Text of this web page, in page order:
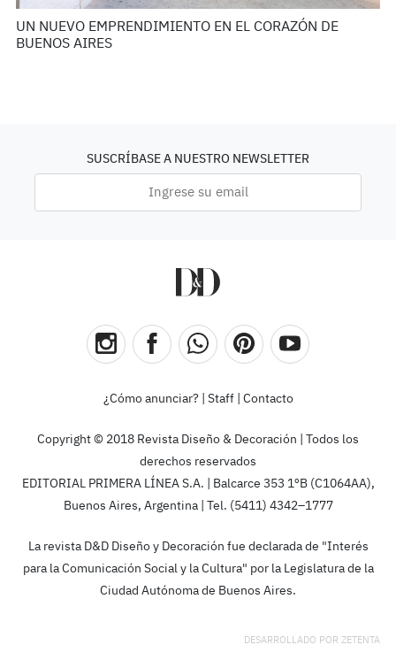
UN NUEVO EMPRENDIMIENTO EN EL CORAZÓN DE
BUENOS AIRES
SUSCRÍBASE A NUESTRO NEWSLETTER
¿Cómo anunciar? Staff| Contacto
Copyright © 2018 Revista Diseño & Decoración | Todos los
derechos reservados
EDITORIAL PRIMERA LÍNEA S.A. | Balcarce 353 1ºB (C1064AA),
Buenos Aires, Argentina | Tel. (5411) 4342–1777
La revista D&D Diseño y Decoración fue declarada de "Interés
para la Comunicación Social y la Cultura" por la Legislatura de la
Ciudad Autónoma de Buenos Aires.
DESARROLLADO PORZETENTA